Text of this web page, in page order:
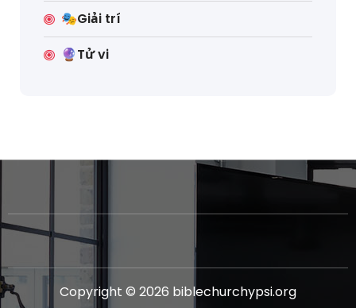
🎭Giải trí
🔮Tử vi
Copyright © 2026 biblechurchypsi.org